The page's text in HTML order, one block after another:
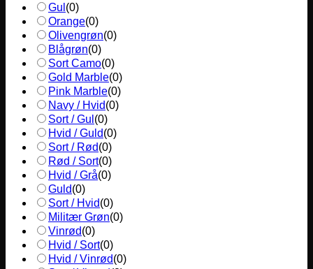
Gul (0)
Orange(0)
Olivengrøn(0)
Blågrøn(0)
Sort Camo(0)
Gold Marble(0)
Pink Marble(0)
Navy / Hvid(0)
Sort / Gul (0)
Hvid / Guld(0)
Sort / Rød(0)
Rød / Sort(0)
Hvid / Grå(0)
Guld(0)
Sort / Hvid(0)
Militær Grøn(0)
Vinrød(0)
Hvid / Sort(0)
Hvid / Vinrød(0)